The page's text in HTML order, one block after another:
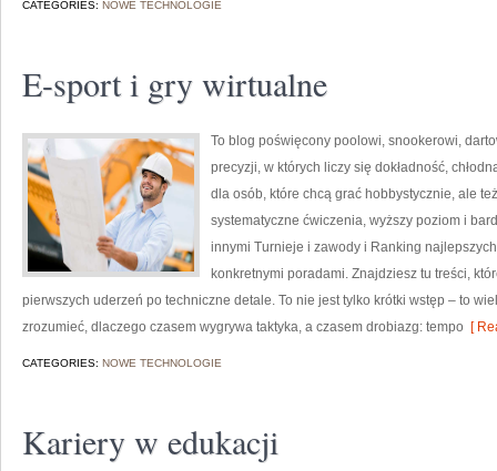
CATEGORIES: NOWE TECHNOLOGIE
E-sport i gry wirtualne
To blog poświęcony poolowi, snookerowi,
precyzji, w których liczy się dokładność,
dla osób, które chcą grać hobbystycznie, ale
systematyczne ćwiczenia, wyższy poziom i
innymi Turnieje i zawody i Ranking
konkretnymi poradami. Znajdziesz tu treści,
pierwszych uderzeń po techniczne detale. To nie jest tylko krótki wstęp – to
zrozumieć, dlaczego czasem wygrywa taktyka, a czasem drobiazg: tempo [
CATEGORIES: NOWE TECHNOLOGIE
Kariery w edukacji